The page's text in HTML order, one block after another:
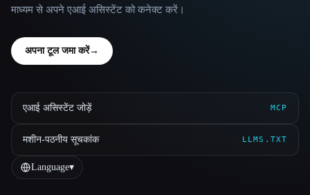
माध्यम से अपने एआई असिस्टेंट को कनेक्ट करें।
अपना टूल जमा करें→
एआई असिस्टेंट जोड़ें MCP
मशीन-पठनीय सूचकांक LLMS.TXT
Language▾